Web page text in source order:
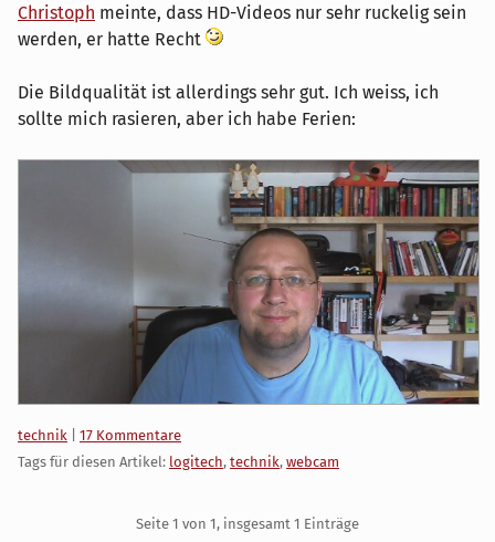
Christoph meinte, dass HD-Videos nur sehr ruckelig sein
werden, er hatte Recht
Die Bildqualität ist allerdings sehr gut. Ich weiss, ich
sollte mich rasieren, aber ich habe Ferien:
Kategorien:
technik
17 Kommentare
Tags für diesen Artikel: logitech, technik, webcam
Seite 1 von 1, insgesamt 1 Einträge